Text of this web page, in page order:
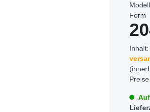
Form
Inhalt: